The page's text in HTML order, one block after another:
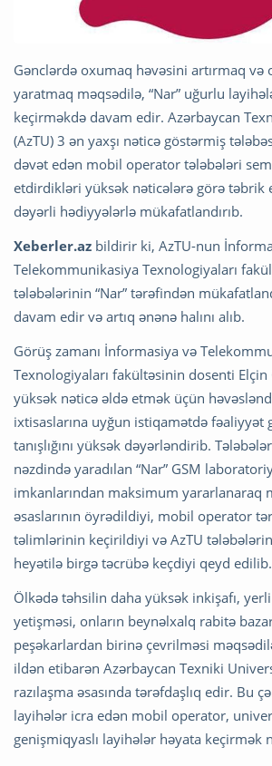
Gənclərdə oxumaq həvəsini artırmaq
yaratmaq məqsədilə, “Nar” uğurlu
keçirməkdə davam edir. Azərbaycan
(AzTU) 3 ən yaxşı nəticə göstərmiş
dəvət edən mobil operator tələbələri
etdirdikləri yüksək nəticələrə görə təbrik
dəyərli hədiyyələrlə mükafatlandırıb.
Xeberler.az bildirir ki, AzTU-nun
Telekommunikasiya Texnologiyaları
tələbələrinin “Nar” tərəfindən
davam edir və artıq ənənə halını alıb.
Görüş zamanı İnformasiya və
Texnologiyaları fakültəsinin dosenti
yüksək nəticə əldə etmək üçün
ixtisaslarına uyğun istiqamətdə fəaliyyət
tanışlığını yüksək dəyərləndirib.
nəzdində yaradılan “Nar” GSM
imkanlarından maksimum yararlanaraq
əsaslarının öyrədildiyi, mobil operator
təlimlərinin keçirildiyi və AzTU
heyətilə birgə təcrübə keçdiyi qeyd edilib.
Ölkədə təhsilin daha yüksək inkişafı,
yetişməsi, onların beynəlxalq rabitə
peşəkarlardan birinə çevrilməsi
ildən etibarən Azərbaycan Texniki
razılaşma əsasında tərəfdaşlıq edir. Bu
layihələr icra edən mobil operator,
genişmiqyaslı layihələr həyata keçirmək